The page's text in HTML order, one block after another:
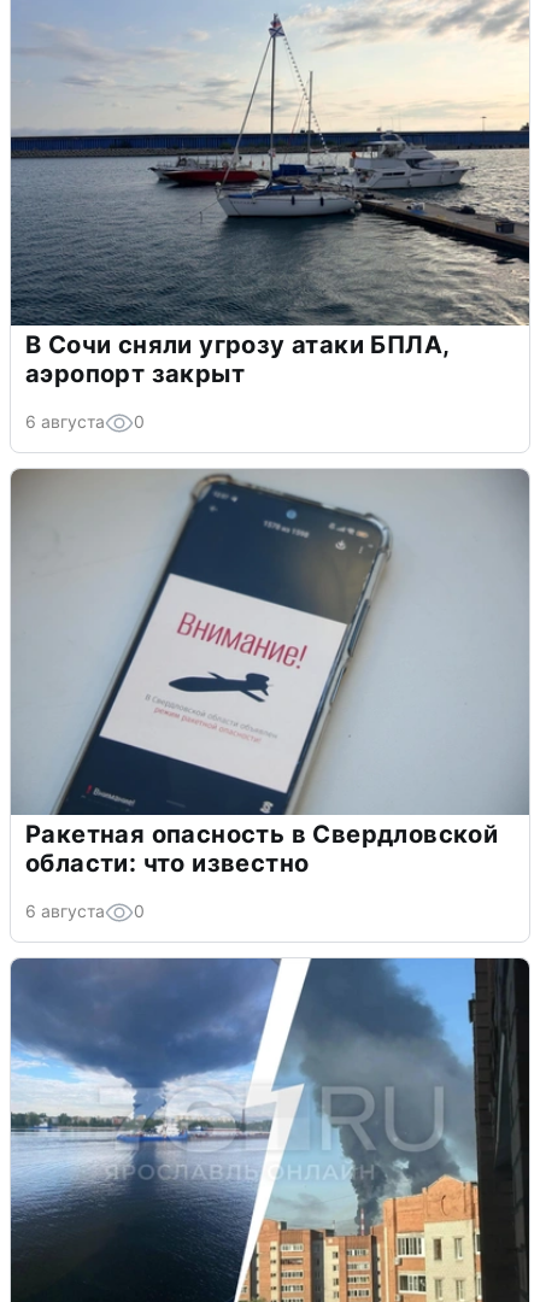
В Сочи сняли угрозу атаки БПЛА,
аэропорт закрыт
6 августа 0
Ракетная опасность в Свердловской
области: что известно
6 августа 0